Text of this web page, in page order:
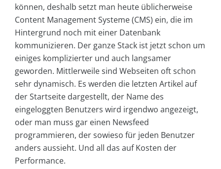
können, deshalb setzt man heute üblicherweise
Content Management Systeme (CMS) ein, die im
Hintergrund noch mit einer Datenbank
kommunizieren. Der ganze Stack ist jetzt schon um
einiges komplizierter und auch langsamer
geworden. Mittlerweile sind Webseiten oft schon
sehr dynamisch. Es werden die letzten Artikel auf
der Startseite dargestellt, der Name des
eingeloggten Benutzers wird irgendwo angezeigt,
oder man muss gar einen Newsfeed
programmieren, der sowieso für jeden Benutzer
anders aussieht. Und all das auf Kosten der
Performance.